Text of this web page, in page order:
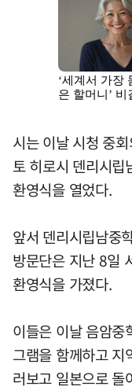
시는 이날 시청 중
토 히로시 덴리시립
환영식을 열었다.
앞서 덴리시립남중
방문단은 지난 8일
환영식을 가졌다.
이들은 이날 음암중
그램을 함께하고 지
러보고 일본으로 돌